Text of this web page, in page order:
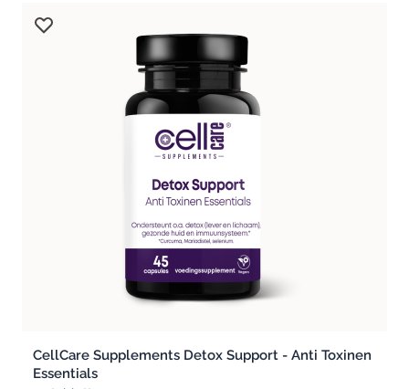
CellCare Supplements Detox Support - Anti Toxinen
Essentials